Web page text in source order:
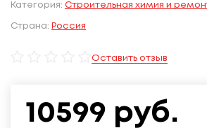
Категория: Строительная химия и
Страна: Россия
Оставить отзыв
10599 руб.